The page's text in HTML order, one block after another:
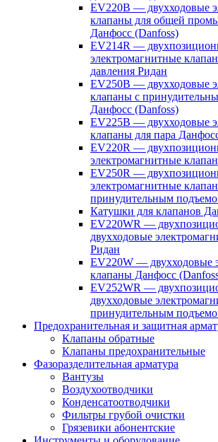
EV220B — двухходовые
клапаны для общей
Данфосс (Danfoss)
EV214R —
электромагнитные
давления Ридан
EV250B — двухходовые
клапаны с
Данфосс (Danfoss)
EV225B — двухходовые
клапаны для пара
EV220R —
электромагнитные
EV250R —
электромагнитные
принудительным
Катушки для клапанов
EV220WR —
двухходовые
Ридан
EV220W — двухходовые
клапаны Данфосс
EV252WR —
двухходовые
принудительным
Предохранительная и защитная
Клапаны обратные
Клапаны предохранительные
Фазоразделительная арматура
Вантузы
Воздухоотводчики
Конденсатоотводчики
Фильтры грубой очистки
Грязевики абонентские